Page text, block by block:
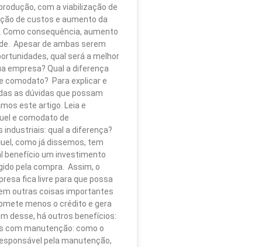
com a viabilização de
de custos e aumento da
Como consequência, aumento
Apesar de ambas serem
qual será a melhor
empresa? Qual a diferença
comodato? Para explicar e
as dúvidas que possam
este artigo. Leia e
e comodato de
industriais: qual a diferença?
como já dissemos, tem
benefício um investimento
pela compra. Assim, o
fica livre para que possa
outras coisas importantes
menos o crédito e gera
desse, há outros benefícios:
com manutenção: como o
pela manutenção,